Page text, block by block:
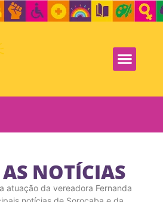
NOTÍCIAS
atuação da vereadora Fernanda